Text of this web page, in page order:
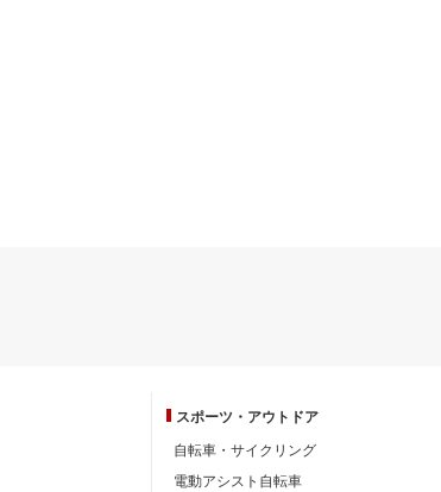
スポーツ・ アウトドア
自転車・サイクリング
電動アシスト自転車